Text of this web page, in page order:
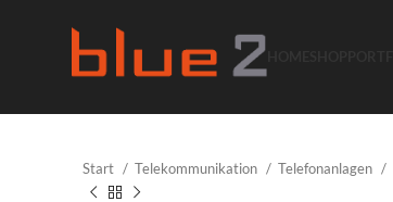
Start Telekommunikation Telefonanlagen